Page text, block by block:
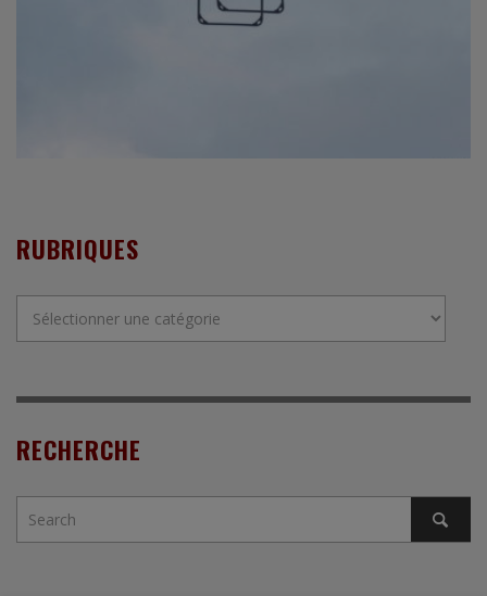
RUBRIQUES
RECHERCHE